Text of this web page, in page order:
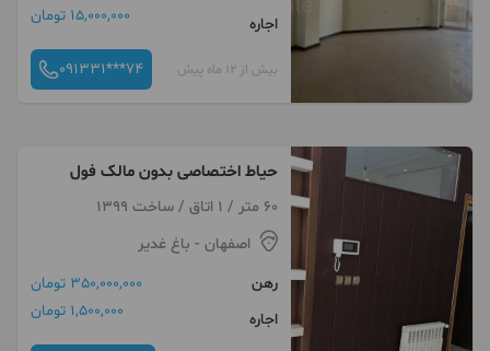
اجاره
15,000,000 تومان
بیش از 12 ماه پیش 091331***74
حیاط اختصاصی بدون مالک فول
60 متر / 1 اتاق / ساخت 1399
اصفهان - باغ غدیر
رهن
350,000,000 تومان
اجاره
1,500,000 تومان